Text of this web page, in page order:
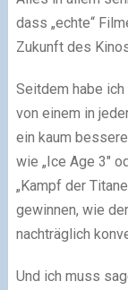
dass „echte“
Zukunft des
Seitdem habe ich
von einem in
ein kaum
wie „Ice Age 3″
„Kampf der
gewinnen, wie
nachträglich
Und ich muss